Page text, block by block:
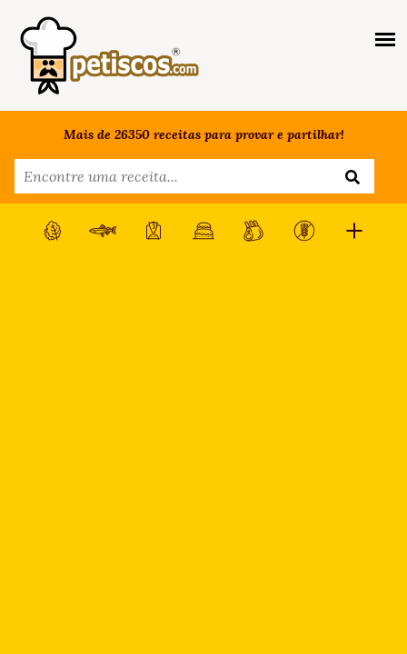
Mais de 26350 receitas para provar e partilhar!